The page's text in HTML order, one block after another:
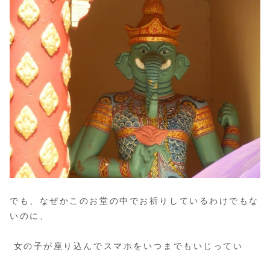
でも、なぜかこのお堂の中でお祈りしているわけでもな
いのに、
女の子が座り込んでスマホをいつまでもいじってい